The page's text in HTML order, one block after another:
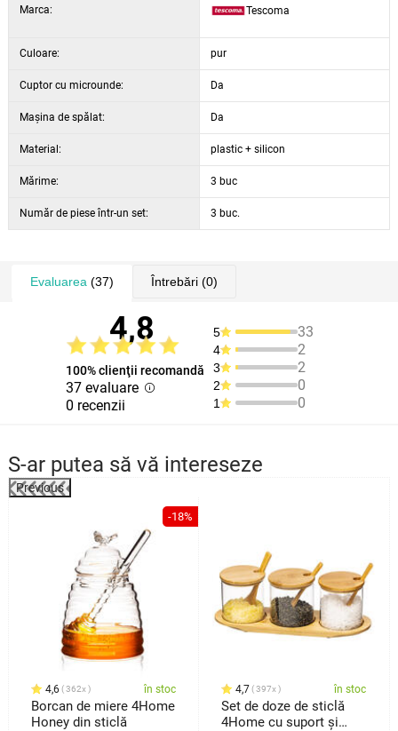
Marca: Tescoma
Culoare: pur
Cuptor cu microunde: Da
Maşina de spălat: Da
Material: plastic + silicon
Mărime: 3 buc
Număr de piese într-un set: 3 buc.
Evaluarea (37) Întrebări(0)
4,8
100% clienţii recomandă
37 evaluare
0 recenzii
5 33
4 2
3 2
2 0
1 0
S-ar putea să vă intereseze
Previous
-18%
4,6 362x în stoc
Borcan de miere 4Home
Honey din sticlă
4,7 397x în stoc
Set de doze de sticlă
4Home cu suport și